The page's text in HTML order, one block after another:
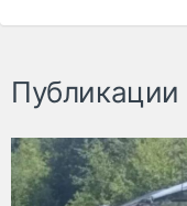
Публикации